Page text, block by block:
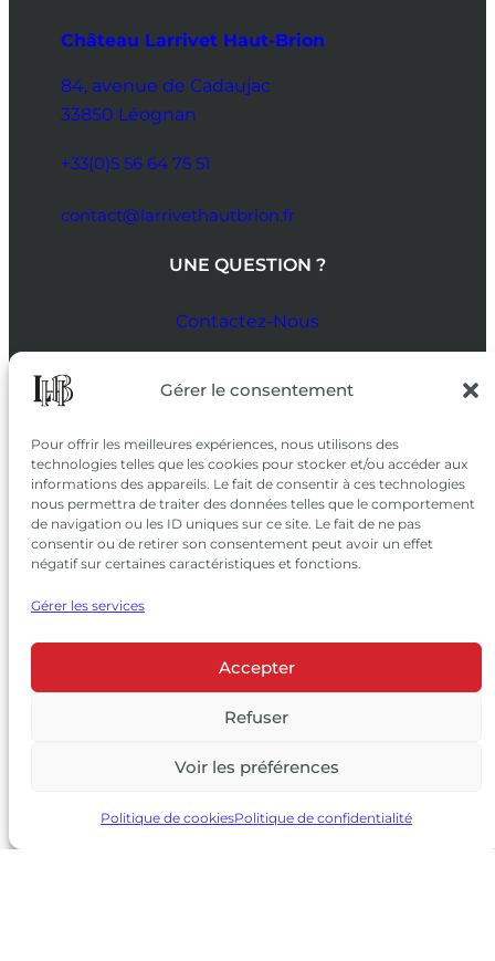
Gérer le consentement
Pour offrir les meilleures expériences, nous utilisons des
technologies telles que les cookies pour stocker et/ou accéder aux
informations des appareils. Le fait de consentir à ces technologies
nous permettra de traiter des données telles que le comportement
de navigation ou les ID uniques sur ce site. Le fait de ne pas
consentir ou de retirer son consentement peut avoir un effet
négatif sur certaines caractéristiques et fonctions.
Gérer les services
Accepter
Refuser
Voir les préférences
Politique de cookiesPolitique de confidentialité
Château Larrivet Haut-Brion
84, avenue de Cadaujac
33850 Léognan
+33(0)5 56 64 75 51
contact@larrivethautbrion.fr
UNE QUESTION ?
Contactez-Nous
SUIVEZ-NOUS
SUR LES RÉSEAUX
© 2026 Château Larrivet Haut-Brion |
Mentions légales|Politique de confidentialité
|CGV
L’ABUS D’ALCOOL EST DANGEREUX POUR LA SANTÉ, À